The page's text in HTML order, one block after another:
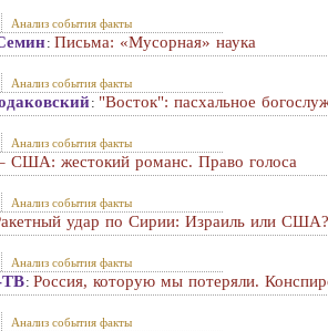
Анализ события факты
: Письма: «Мусорная» наука
Анализ события факты
: "Восток": пасхальное
Анализ события факты
США: жестокий романс. Право голоса
Анализ события факты
удар по Сирии: Израиль или
Анализ события факты
ТВ: Россия, которую мы потеряли.
Анализ события факты